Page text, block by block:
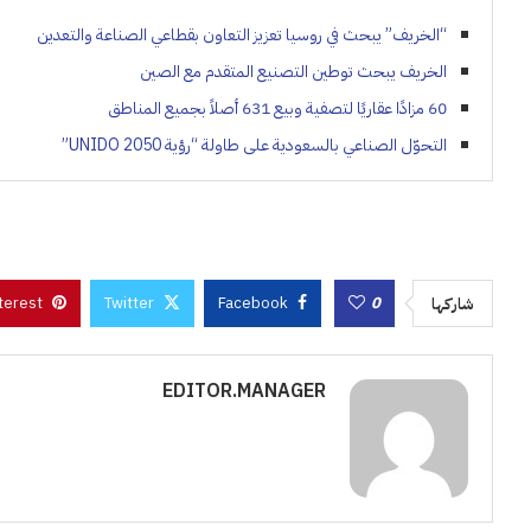
“الخريف” يبحث في روسيا تعزيز التعاون بقطاعي الصناعة والتعدين
الخريف يبحث توطين التصنيع المتقدم مع الصين
60 مزادًا عقاريًا لتصفية وبيع 631 أصلاً بجميع المناطق
التحوّل الصناعي بالسعودية على طاولة “رؤية UNIDO 2050”
شاركها 0
Facebook
Twitter
EDITOR.MANAGER